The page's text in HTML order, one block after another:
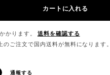
カートに入れる
かります。
送料を確認する
ご注文で国内送料が無料になります。
通報する